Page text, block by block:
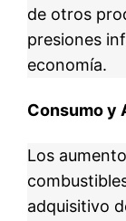
de otros
presiones
economía.
Consumo y
Los
adquisitivo